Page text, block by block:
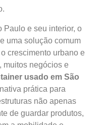
Paulo e seu interior, o
uma solução comum
crescimento urbano e
muitos negócios e
usado em São
prática para
não apenas
de guardar produtos,